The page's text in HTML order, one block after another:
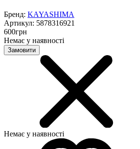
Бренд: KAYASHIMA
Артикул: 5878316921
600грн
Немає у наявності
Замовити
Немає у наявності